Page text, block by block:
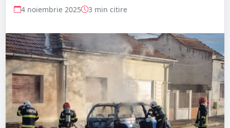
4 noiembrie 2025 3 min citire